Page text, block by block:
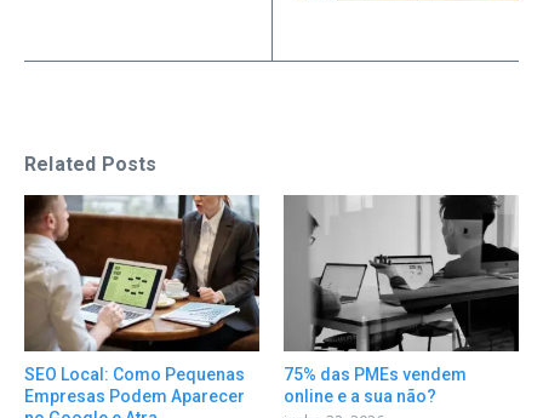
Related Posts
SEO Local: Como Pequenas
Empresas Podem Aparecer
75% das PMEs vendem
online e a sua não?